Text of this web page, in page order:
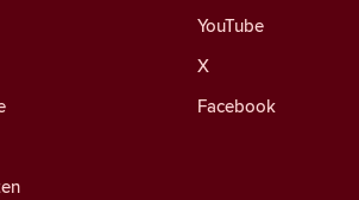
YouTube
X
Facebook